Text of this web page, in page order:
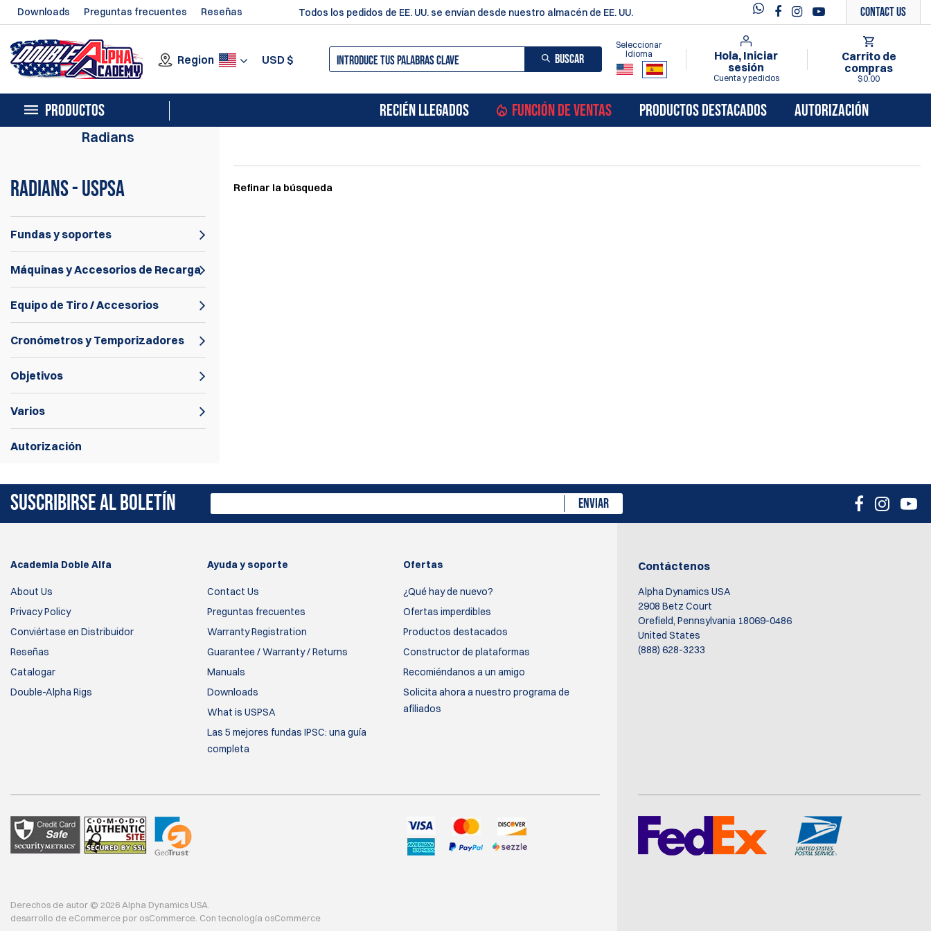
Downloads Preguntas frecuentes Reseñas Todos los pedidos de EE. UU. se envían desde nuestro almacén de EE. UU. Contact Us
Region USD $ BUSCAR
Seleccionar
Idioma
Hola, Iniciar
sesión
Cuenta y pedidos
Carrito de
compras
$0.00
PRODUCTOS RECIÉN LLEGADOS FUNCIÓN DE VENTAS PRODUCTOS DESTACADOS AUTORIZACIÓN
Radians
Radians - USPSA
Fundas y soportes
Máquinas y Accesorios de Recarga
Equipo de Tiro / Accesorios
Cronómetros y Temporizadores
Objetivos
Varios
Autorización
Refinar la búsqueda
SUSCRIBIRSE AL BOLETÍN ENVIAR
Academia Doble Alfa
About Us
Privacy Policy
Conviértase en Distribuidor
Reseñas
Catalogar
Double-Alpha Rigs
Ayuda y soporte
Contact Us
Preguntas frecuentes
Warranty Registration
Guarantee / Warranty / Returns
Manuals
Downloads
What is USPSA
Las 5 mejores fundas IPSC: una guía
completa
Ofertas
¿Qué hay de nuevo?
Ofertas imperdibles
Productos destacados
Constructor de plataformas
Recomiéndanos a un amigo
Solicita ahora a nuestro programa de
afiliados
Contáctenos
Alpha Dynamics USA
2908 Betz Court
Orefield, Pennsylvania 18069-0486
United States
(888) 628-3233
Derechos de autor © 2026 Alpha Dynamics USA.
desarrollo de eCommerce por osCommerce Con tecnología osCommerce